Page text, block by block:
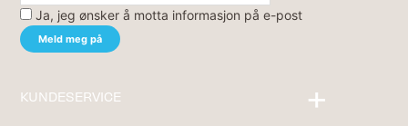
Ja, jeg ønsker å motta informasjon på e-post
KUNDESERVICE